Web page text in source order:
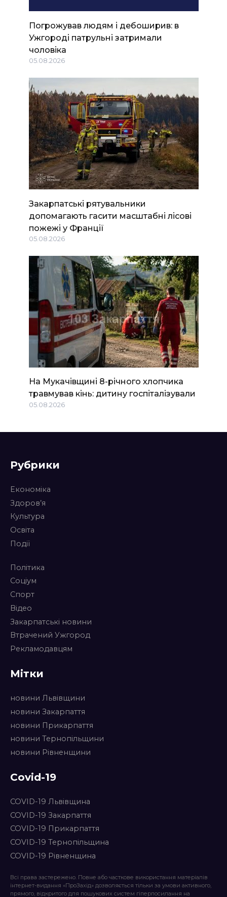
Погрожував людям і дебоширив: в
Ужгороді патрульні затримали
чоловіка
05.08.2026
Закарпатські рятувальники
допомагають гасити масштабні лісові
пожежі у Франції
05.08.2026
На Мукачівщині 8-річного хлопчика
травмував кінь: дитину госпіталізували
05.08.2026
Рубрики
Економіка
Здоров’я
Культура
Освіта
Події
Політика
Соціум
Спорт
Відео
Закарпатські новини
Втрачений Ужгород
Рекламодавцям
Мітки
новини Львівщини
новини Закарпаття
новини Прикарпаття
новини Тернопільщини
новини Рівненщини
Covid-19
COVID-19 Львівщина
COVID-19 Закарпаття
COVID-19 Прикарпаття
COVID-19 Тернопільщина
COVID-19 Рівненщина
Всі права застережено. Повне або часткове використання матеріалів
інтернет-видання «ПроЗахід» дозволяється тільки за умови активного,
прямого, відкритого для пошукових систем гіперпосилання на